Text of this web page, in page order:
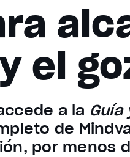
el
a la
de
por menos